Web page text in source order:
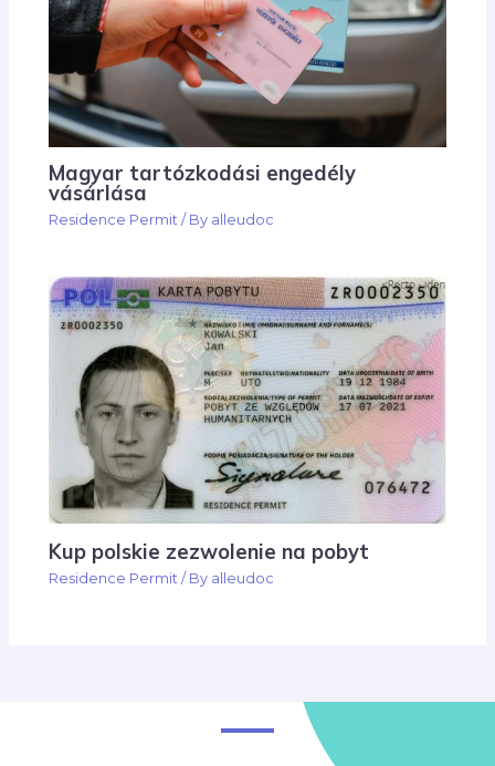
Magyar tartózkodási engedély
vásárlása
Residence Permit / By alleudoc
Kup polskie zezwolenie na pobyt
Residence Permit / By alleudoc